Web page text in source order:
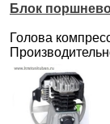
Блок
Голова